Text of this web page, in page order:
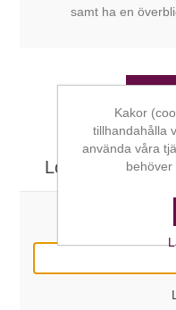
samt ha en
Logga in här
Kakor
tillhandahålla
använda våra
behöver